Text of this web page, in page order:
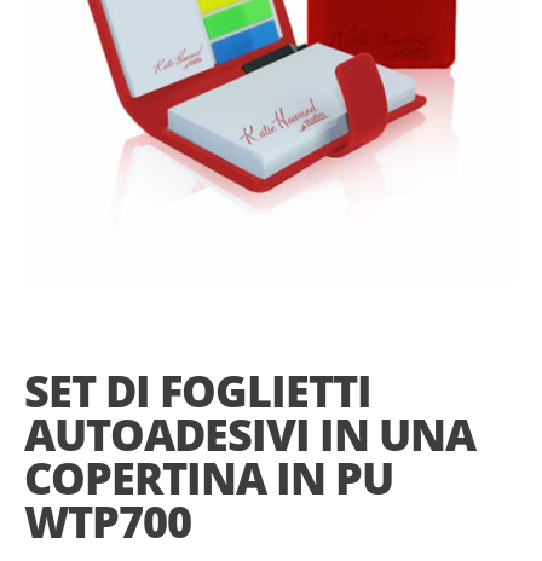
beginning
of
the
images
gallery
SET DI FOGLIETTI
AUTOADESIVI IN UNA
COPERTINA IN PU
WTP700